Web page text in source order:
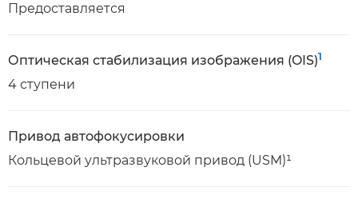
Предоставляется
Оптическая стабилизация изображения (OIS)1
4 ступени
Привод автофокусировки
Кольцевой ультразвуковой привод (USM)¹